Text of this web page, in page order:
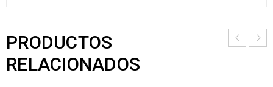
PRODUCTOS
RELACIONADOS